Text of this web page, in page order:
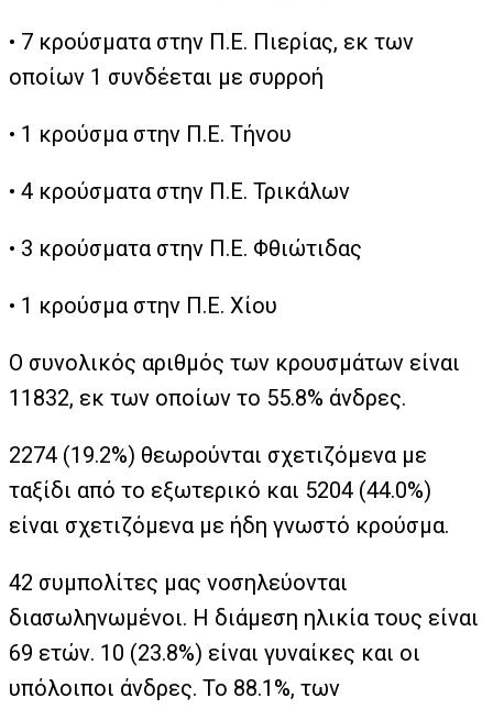
• 7 κρούσματα στην Π.Ε. Πιερίας, εκ των
οποίων 1 συνδέεται με συρροή
• 1 κρούσμα στην Π.Ε. Τήνου
• 4 κρούσματα στην Π.Ε. Τρικάλων
• 3 κρούσματα στην Π.Ε. Φθιώτιδας
• 1 κρούσμα στην Π.Ε. Χίου
Ο συνολικός αριθμός των κρουσμάτων είναι
11832, εκ των οποίων το 55.8% άνδρες.
2274 (19.2%) θεωρούνται σχετιζόμενα με
ταξίδι από το εξωτερικό και 5204 (44.0%)
είναι σχετιζόμενα με ήδη γνωστό κρούσμα.
42 συμπολίτες μας νοσηλεύονται
διασωληνωμένοι. Η διάμεση ηλικία τους είναι
69 ετών. 10 (23.8%) είναι γυναίκες και οι
υπόλοιποι άνδρες. To 88.1%, των